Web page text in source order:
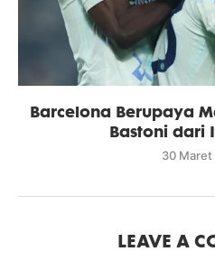
Barcelona Berupaya
Bastoni dari
30 Maret
LEAVE A